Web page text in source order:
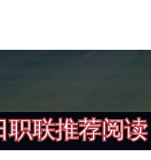
职联推荐阅读